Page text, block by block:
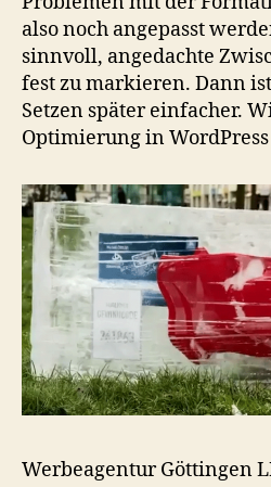
also noch angepasst
sinnvoll, angedachte
fest zu markieren. Dann
Setzen später einfacher.
Optimierung in WordPress
Werbeagentur Göttingen